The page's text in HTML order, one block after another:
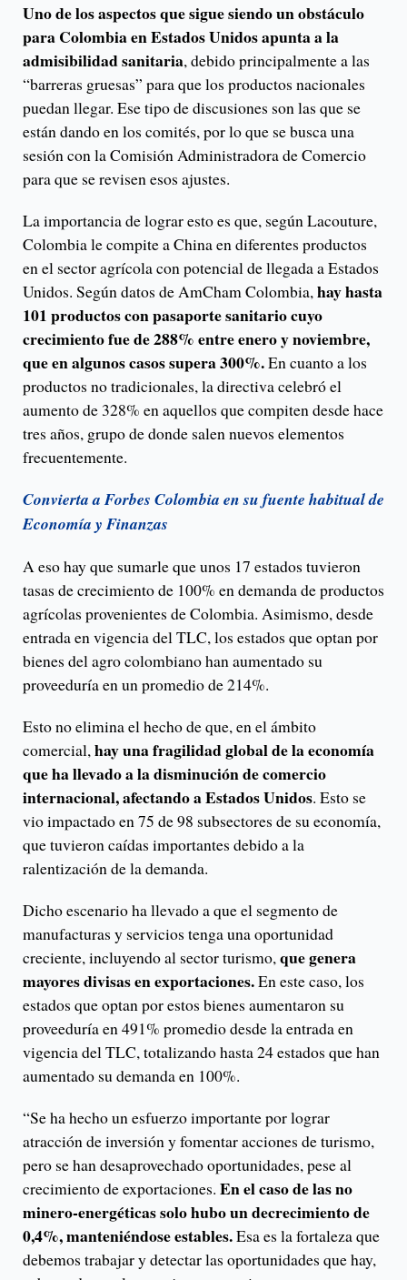
Uno de los aspectos que sigue siendo un obstáculo
para Colombia en Estados Unidos apunta a la
admisibilidad sanitaria, debido principalmente a las
“barreras gruesas” para que los productos nacionales
puedan llegar. Ese tipo de discusiones son las que se
están dando en los comités, por lo que se busca una
sesión con la Comisión Administradora de Comercio
para que se revisen esos ajustes.
La importancia de lograr esto es que, según Lacouture,
Colombia le compite a China en diferentes productos
en el sector agrícola con potencial de llegada a Estados
Unidos. Según datos de AmCham Colombia,hay hasta
101 productos con pasaporte sanitario cuyo
crecimiento fue de 288% entre enero y noviembre,
que en algunos casos supera 300%.En cuanto a los
productos no tradicionales, la directiva celebró el
aumento de 328% en aquellos que compiten desde hace
tres años, grupo de donde salen nuevos elementos
frecuentemente.
Convierta a Forbes Colombia en su fuente habitual de
Economía y Finanzas
A eso hay que sumarle que unos 17 estados tuvieron
tasas de crecimiento de 100% en demanda de productos
agrícolas provenientes de Colombia. Asimismo, desde
entrada en vigencia del TLC, los estados que optan por
bienes del agro colombiano han aumentado su
proveeduría en un promedio de 214%.
Esto no elimina el hecho de que, en el ámbito
comercial,hay una fragilidad global de la economía
que ha llevado a la disminución de comercio
internacional, afectando a Estados Unidos. Esto se
vio impactado en 75 de 98 subsectores de su economía,
que tuvieron caídas importantes debido a la
ralentización de la demanda.
Dicho escenario ha llevado a que el segmento de
manufacturas y servicios tenga una oportunidad
creciente, incluyendo al sector turismo,que genera
mayores divisas en exportaciones.En este caso, los
estados que optan por estos bienes aumentaron su
proveeduría en 491% promedio desde la entrada en
vigencia del TLC, totalizando hasta 24 estados que han
aumentado su demanda en 100%.
“Se ha hecho un esfuerzo importante por lograr
atracción de inversión y fomentar acciones de turismo,
pero se han desaprovechado oportunidades, pese al
crecimiento de exportaciones. En el caso de las no
minero-energéticas solo hubo un decrecimiento de
0,4%, manteniéndose estables.Esa es la fortaleza que
debemos trabajar y detectar las oportunidades que hay,